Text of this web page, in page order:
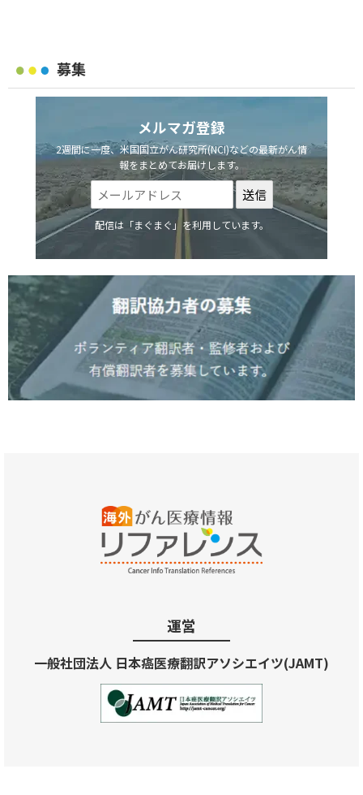
募集
メルマガ登録
2週間に一度、米国国立がん研究所(NCI)などの最新がん情
報をまとめてお届けします。
配信は「まぐまぐ」を利用しています。
運営
一般社団法人 日本癌医療翻訳アソシエイツ(JAMT)